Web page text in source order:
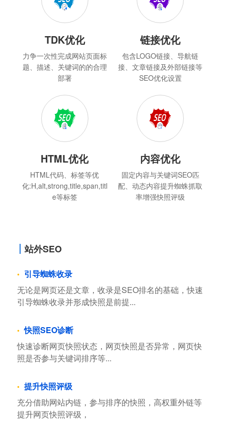
TDK优化
力争一次性完成网站页面标
题、描述、关键词的的合理
部署
链接优化
包含LOGO链接、导航链
接、文章链接及外部链接等
SEO优化设置
HTML优化
HTML代码、标签等优
化:H,alt,strong,title,span,titl
e等标签
内容优化
固定内容与关键词SEO匹
配、动态内容提升蜘蛛抓取
率增强快照评级
站外SEO
引导蜘蛛收录
无论是网页还是文章，收录是SEO排名的基础，快速
引导蜘蛛收录并形成快照是前提...
快照SEO诊断
快速诊断网页快照状态，网页快照是否异常，网页快
照是否参与关键词排序等...
提升快照评级
充分借助网站内链，参与排序的快照，高权重外链等
提升网页快照评级，